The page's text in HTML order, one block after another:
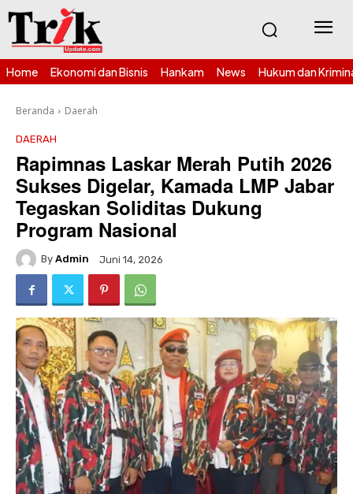
Home Ekonomi dan Bisnis Hankam News Hukum dan
Beranda Daerah
DAERAH
Rapimnas Laskar Merah Putih 2026
Sukses Digelar, Kamada LMP Jabar
Tegaskan Soliditas Dukung
Program Nasional
By Admin Juni 14, 2026